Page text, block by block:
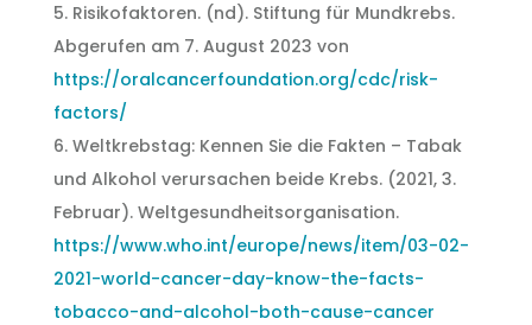
5. Risikofaktoren. (nd). Stiftung für Mundkrebs.
Abgerufen am 7. August 2023 von
https://oralcancerfoundation.org/cdc/risk-
factors/
6. Weltkrebstag: Kennen Sie die Fakten – Tabak
und Alkohol verursachen beide Krebs. (2021, 3.
Februar). Weltgesundheitsorganisation.
https://www.who.int/europe/news/item/03-02-
2021-world-cancer-day-know-the-facts-
tobacco-and-alcohol-both-cause-cancer